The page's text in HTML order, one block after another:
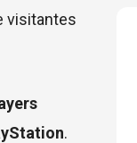
visitantes
.